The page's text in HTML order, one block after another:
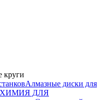
круги
Алмазные диски для
ХИМИЯ ДЛЯ